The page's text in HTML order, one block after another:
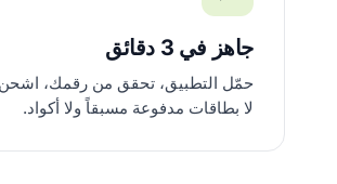
جاهز في 3 دقائق
حمّل التطبيق، تحقق من رقمك،
لا بطاقات مدفوعة مسبقاً ولا أكواد.